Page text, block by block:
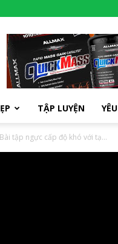
TẬP LUYỆN YÊU
tập ngực cấp độ khó với tạ...